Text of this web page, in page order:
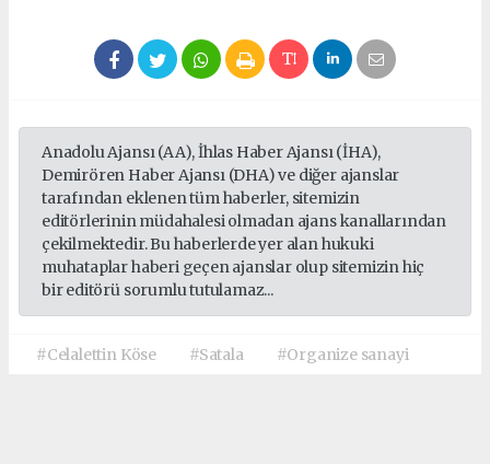
Anadolu Ajansı (AA), İhlas Haber Ajansı (İHA),
Demirören Haber Ajansı (DHA) ve diğer ajanslar
tarafından eklenen tüm haberler, sitemizin
editörlerinin müdahalesi olmadan ajans kanallarından
çekilmektedir. Bu haberlerde yer alan hukuki
muhataplar haberi geçen ajanslar olup sitemizin hiç
bir editörü sorumlu tutulamaz...
#Celalettin Köse #Satala #Organize sanayi